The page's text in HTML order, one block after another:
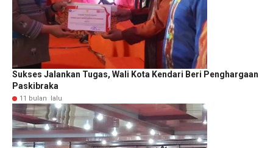
Sukses Jalankan Tugas, Wali Kota Kendari Beri Penghargaan
Paskibraka
11 bulan lalu